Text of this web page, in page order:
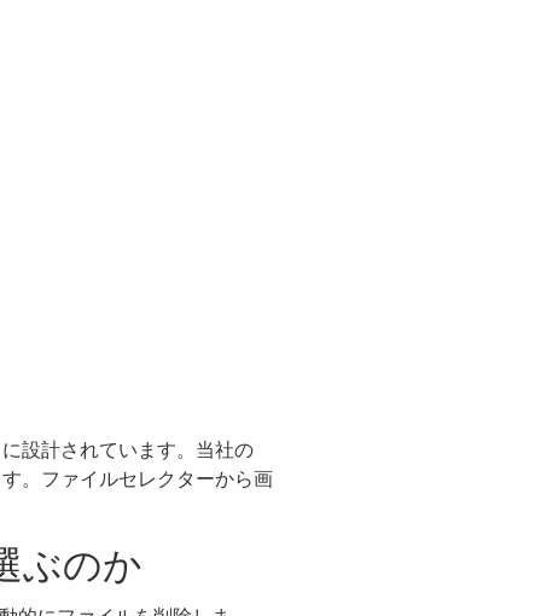
設計されています。当社の
。ファイルセレクターから画
ぶのか